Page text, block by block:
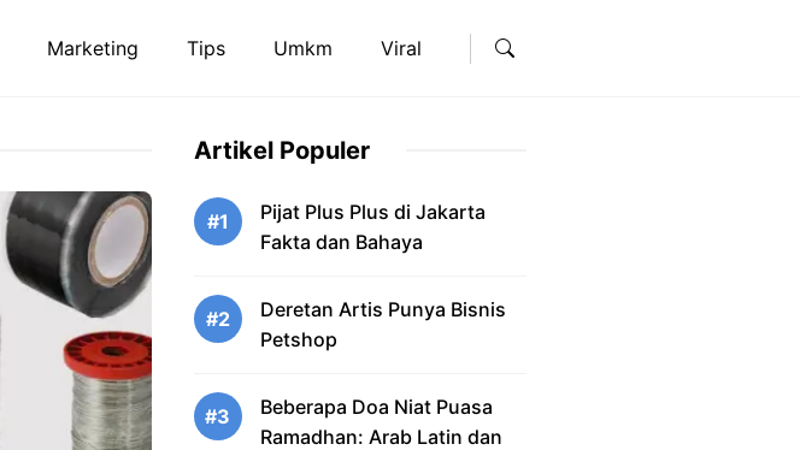
Marketing Tips Umkm Viral
Artikel Populer
#1
Pijat Plus Plus di Jakarta
Fakta dan Bahaya
#2
Deretan Artis Punya Bisnis
Petshop
#3
Beberapa Doa Niat Puasa
Ramadhan: Arab Latin dan